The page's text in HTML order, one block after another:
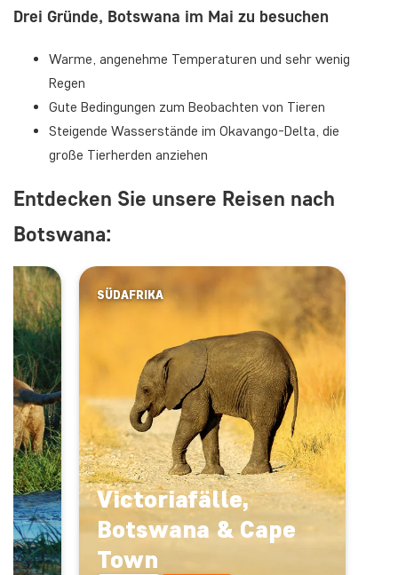
Drei Gründe, Botswana im Mai zu besuchen
Warme, angenehme Temperaturen und sehr wenig
Regen
Gute Bedingungen zum Beobachten von Tieren
Steigende Wasserstände im Okavango-Delta, die
große Tierherden anziehen
Entdecken Sie unsere Reisen nach
Botswana:
SÜDAFRIKA
Victoriafälle,
Botswana & Cape
Town